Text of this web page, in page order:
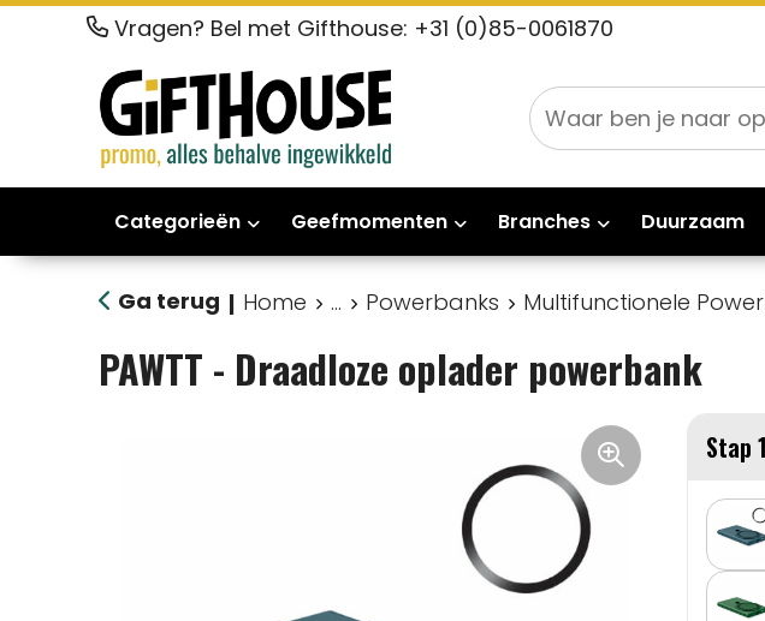
Vragen? Bel met Gifthouse: +31 (0)85-0061870
Categorieën Geefmomenten Branches Duurzaam
Ga terug | Home ... Powerbanks Multifunctionele
PAWTT - Draadloze oplader powerbank
Stap